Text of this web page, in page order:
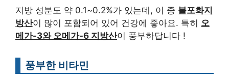
지방 성분도 약 0.1~0.2%가 있는데, 이 중 불포화지
방산이 많이 포함되어 있어 건강에 좋아요. 특히 오
메가-3와 오메가-6 지방산이 풍부하답니다 !
풍부한 비타민